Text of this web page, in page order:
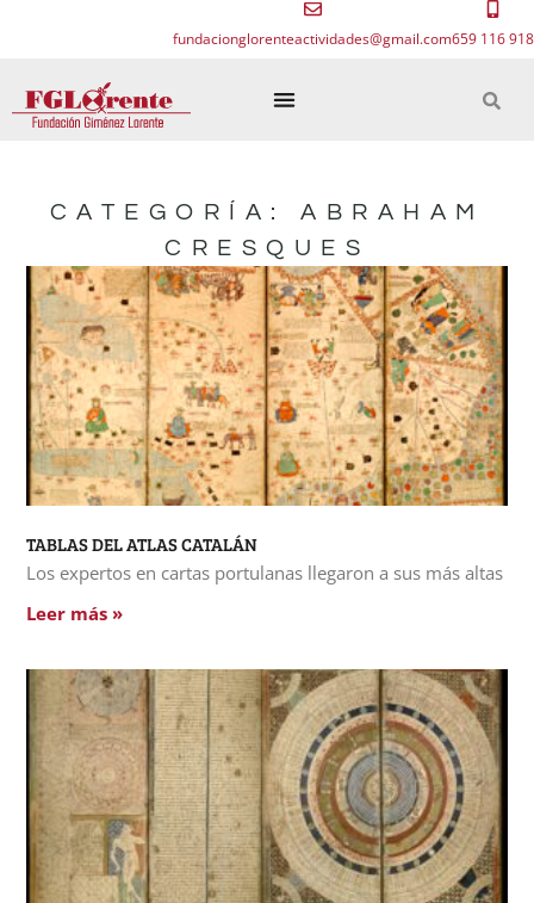
fundacionglorenteactividades@gmail.com659 116 918
CATEGORÍA: ABRAHAM
CRESQUES
TABLAS DEL ATLAS CATALÁN
Los expertos en cartas portulanas llegaron a sus más altas
Leer más »